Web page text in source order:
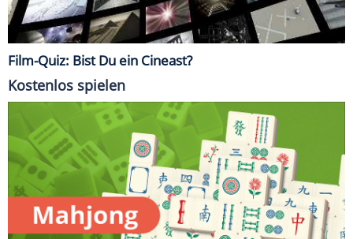
Film-Quiz: Bist Du ein Cineast?
Kostenlos spielen